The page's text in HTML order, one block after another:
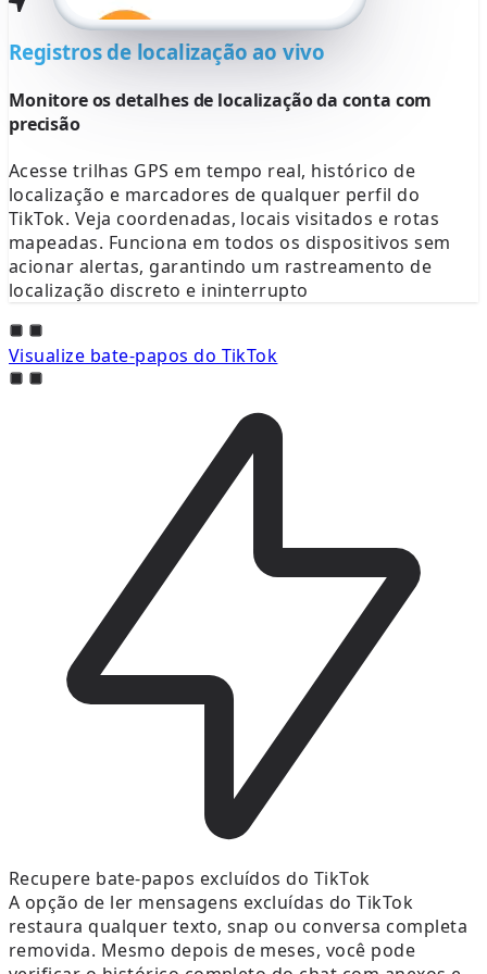
Registros de localização ao vivo
Monitore os detalhes de localização da conta com
precisão
Acesse trilhas GPS em tempo real, histórico de
localização e marcadores de qualquer perfil do
TikTok. Veja coordenadas, locais visitados e rotas
mapeadas. Funciona em todos os dispositivos sem
acionar alertas, garantindo um rastreamento de
localização discreto e ininterrupto
Visualize bate-papos do TikTok
Recupere bate-papos excluídos do TikTok
A opção de ler mensagens excluídas do TikTok
restaura qualquer texto, snap ou conversa completa
removida. Mesmo depois de meses, você pode